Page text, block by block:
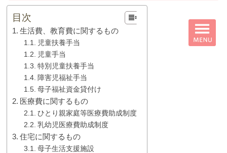
目次
生活費、教育費に関するもの
児童扶養手当
児童手当
特別児童扶養手当
障害児福祉手当
母子福祉資金貸付け
医療費に関するもの
ひとり親家庭等医療費助成制度
乳幼児医療費助成制度
住宅に関するもの
母子生活支援施設